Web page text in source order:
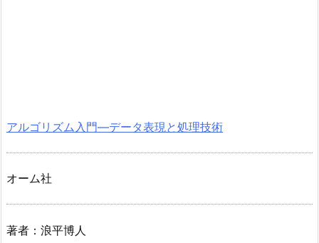
アルゴリズム入門―データ表現と処理技術
オーム社
著者：浪平博人